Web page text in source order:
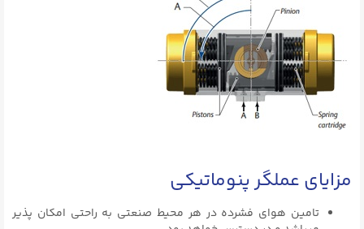
مزایای عملگر پنوماتیکی
تامین هوای فشرده در هر محیط صنعتی به راحتی امکان پذیر